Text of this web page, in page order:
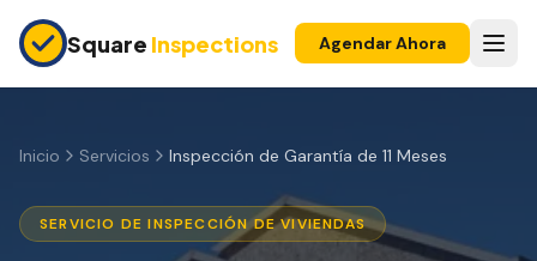
Square Inspections Agendar Ahora
Inspección Pre-Compra
Garantía 11 Meses
Inicio Servicios Inspección de Garantía de 11 Meses
SERVICIO DE INSPECCIÓN DE VIVIENDAS